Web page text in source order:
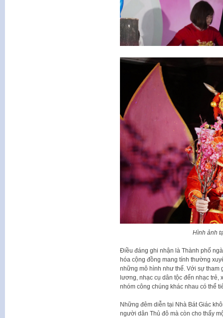
Hình ảnh
Điều đáng ghi nhận là Thành phố
hóa cộng đồng mang tính thường
những mô hình như thế. Với sự tham
lương, nhạc cụ dân tộc đến nhạc
nhóm công chúng khác nhau có thể
Những đêm diễn tại Nhà Bát Giác
người dân Thủ đô mà còn cho thấy